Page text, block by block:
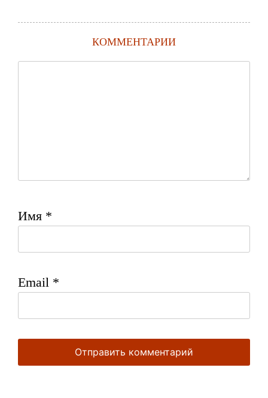
КОММЕНТАРИИ
Имя *
Email *